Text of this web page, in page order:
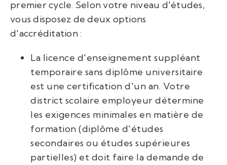
premier cycle. Selon votre niveau d'études,
vous disposez de deux options
d'accréditation :
La licence d'enseignement suppléant
temporaire sans diplôme universitaire
est une certification d'un an. Votre
district scolaire employeur détermine
les exigences minimales en matière de
formation (diplôme d'études
secondaires ou études supérieures
partielles) et doit faire la demande de